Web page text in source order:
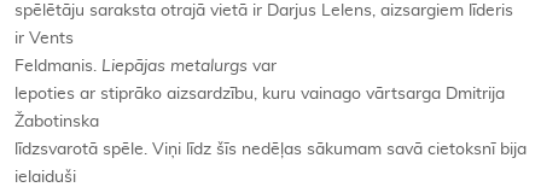
spēlētāju saraksta otrajā vietā ir Darjus Lelens, aizsargiem līderis
ir Vents
Feldmanis. Liepājas metalurgs var
lepoties ar stiprāko aizsardzību, kuru vainago vārtsarga Dmitrija
Žabotinska
līdzsvarotā spēle. Viņi līdz šīs nedēļas sākumam savā cietoksnī bija
ielaiduši